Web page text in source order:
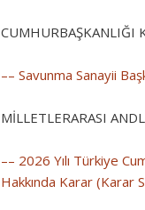
CUMHURBAŞKANLIĞI
–– Savunma Sanayii
MİLLETLERARASI
–– 2026 Yılı Türkiye
Hakkında Karar (Karar